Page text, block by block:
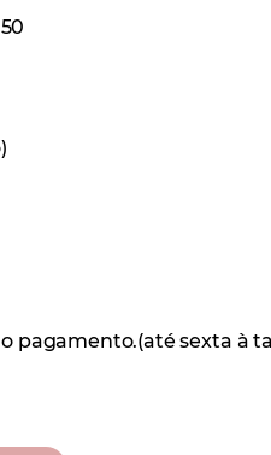
pagamento.(até sexta à